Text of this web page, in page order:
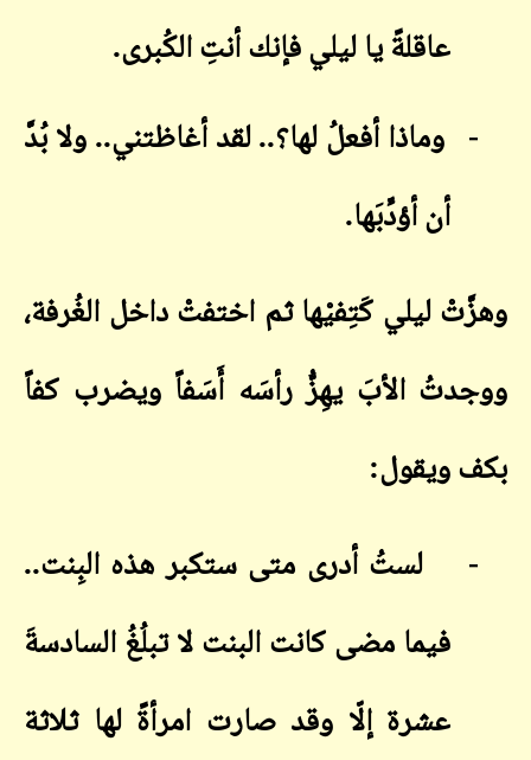
عاقلةً يا ليلي فإنك أنتِ الكُبرى.
- وماذا أفعلُ لها؟.. لقد أغاظتني.. ولا بُدَّ
أن أؤدِّبَها.
وهزَّتْ ليلي كَتِفيْها ثم اختفتْ داخل الغُرفة،
ووجدتُ الأبَ يهِزُّ رأسَه أَسَفاً ويضرب كفاً
بكف ويقول:
-
لستُ أدرى متى ستكبر هذه البِنت..
فيما مضى كانت البنت لا تبلُغُ السادسةَ
عشرة إلّا وقد صارت امرأةً لها ثلاثة